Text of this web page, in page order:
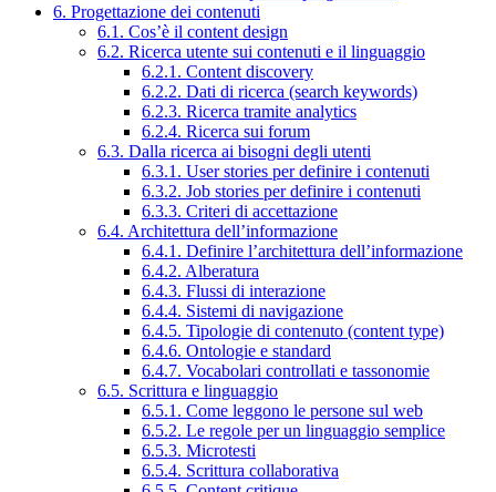
6. Progettazione dei contenuti
6.1. Cos’è il content design
6.2. Ricerca utente sui contenuti e il linguaggio
6.2.1. Content discovery
6.2.2. Dati di ricerca (search keywords)
6.2.3. Ricerca tramite analytics
6.2.4. Ricerca sui forum
6.3. Dalla ricerca ai bisogni degli utenti
6.3.1. User stories per definire i contenuti
6.3.2. Job stories per definire i contenuti
6.3.3. Criteri di accettazione
6.4. Architettura dell’informazione
6.4.1. Definire l’architettura dell’informazione
6.4.2. Alberatura
6.4.3. Flussi di interazione
6.4.4. Sistemi di navigazione
6.4.5. Tipologie di contenuto (content type)
6.4.6. Ontologie e standard
6.4.7. Vocabolari controllati e tassonomie
6.5. Scrittura e linguaggio
6.5.1. Come leggono le persone sul web
6.5.2. Le regole per un linguaggio semplice
6.5.3. Microtesti
6.5.4. Scrittura collaborativa